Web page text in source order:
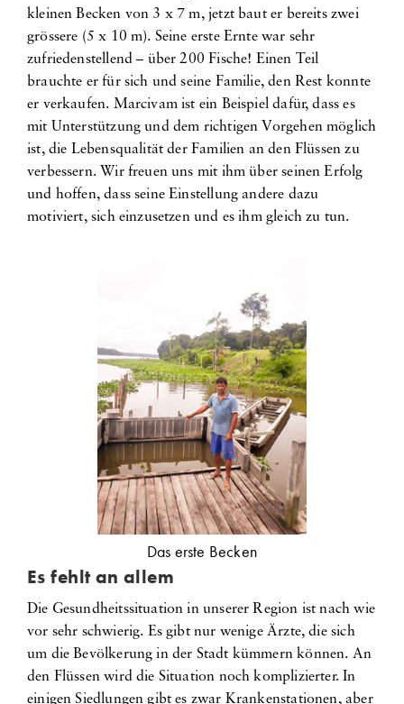
kleinen Becken von 3 x 7 m, jetzt baut er bereits zwei
grössere (5 x 10 m). Seine erste Ernte war sehr
zufriedenstellend – über 200 Fische! Einen Teil
brauchte er für sich und seine Familie, den Rest konnte
er verkaufen. Marcivam ist ein Beispiel dafür, dass es
mit Unterstützung und dem richtigen Vorgehen möglich
ist, die Lebensqualität der Familien an den Flüssen zu
verbessern. Wir freuen uns mit ihm über seinen Erfolg
und hoffen, dass seine Einstellung andere dazu
motiviert, sich einzusetzen und es ihm gleich zu tun.
Das erste Becken
Es fehlt an allem
Die Gesundheitssituation in unserer Region ist nach wie
vor sehr schwierig. Es gibt nur wenige Ärzte, die sich
um die Bevölkerung in der Stadt kümmern können. An
den Flüssen wird die Situation noch komplizierter. In
einigen Siedlungen gibt es zwar Krankenstationen, aber